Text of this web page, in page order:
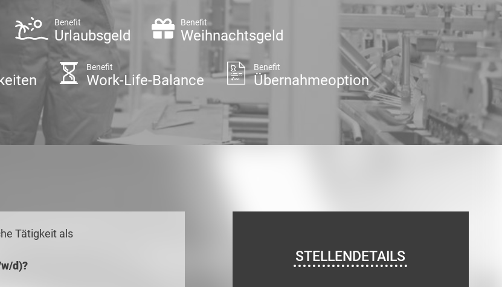
Benefit
Urlaubsgeld
Benefit
Weihnachtsgeld
Benefit
Work-Life-Balance
Benefit
Übernahmeoption
Tätigkeit als
d)?
STELLENDETAILS